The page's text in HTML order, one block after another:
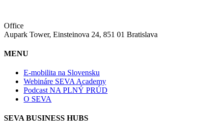
Office
Aupark Tower, Einsteinova 24, 851 01 Bratislava
MENU
E-mobilita na Slovensku
Webináre SEVA Academy
Podcast NA PLNÝ PRÚD
O SEVA
SEVA BUSINESS HUBS